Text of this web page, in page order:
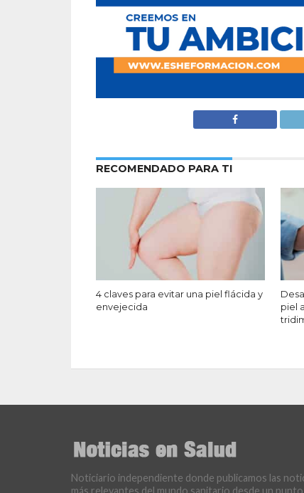
RECOMENDADO PARA TI
4 claves para evitar una piel flácida y
envejecida
piel
Noticiario independiente donde publicamos las